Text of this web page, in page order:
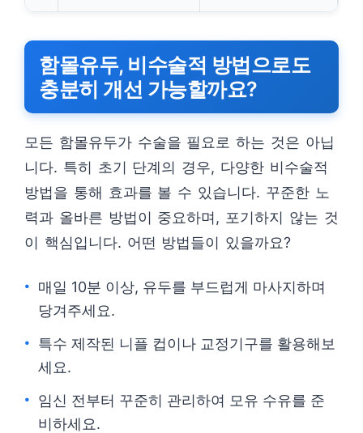
함몰유두, 비수술적 방법으로도
충분히 개선 가능할까요?
모든 함몰유두가 수술을 필요로 하는 것은 아닙
니다. 특히 초기 단계의 경우, 다양한 비수술적
방법을 통해 효과를 볼 수 있습니다. 꾸준한 노
력과 올바른 방법이 중요하며, 포기하지 않는 것
이 핵심입니다. 어떤 방법들이 있을까요?
매일 10분 이상, 유두를 부드럽게 마사지하며
당겨주세요.
특수 제작된 니플 컵이나 교정기구를 활용해보
세요.
임신 전부터 꾸준히 관리하여 모유 수유를 준
비하세요.